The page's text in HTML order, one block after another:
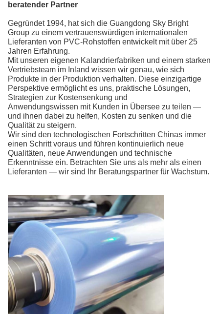
beratender Partner
Gegründet 1994, hat sich die Guangdong Sky Bright
Group zu einem vertrauenswürdigen internationalen
Lieferanten von PVC-Rohstoffen entwickelt mit über 25
Jahren Erfahrung.
Mit unseren eigenen Kalandrierfabriken und einem starken
Vertriebsteam im Inland wissen wir genau, wie sich
Produkte in der Produktion verhalten. Diese einzigartige
Perspektive ermöglicht es uns, praktische Lösungen,
Strategien zur Kostensenkung und
Anwendungswissen mit Kunden in Übersee zu teilen —
und ihnen dabei zu helfen, Kosten zu senken und die
Qualität zu steigern.
Wir sind den technologischen Fortschritten Chinas immer
einen Schritt voraus und führen kontinuierlich neue
Qualitäten, neue Anwendungen und technische
Erkenntnisse ein. Betrachten Sie uns als mehr als einen
Lieferanten — wir sind Ihr Beratungspartner für Wachstum.